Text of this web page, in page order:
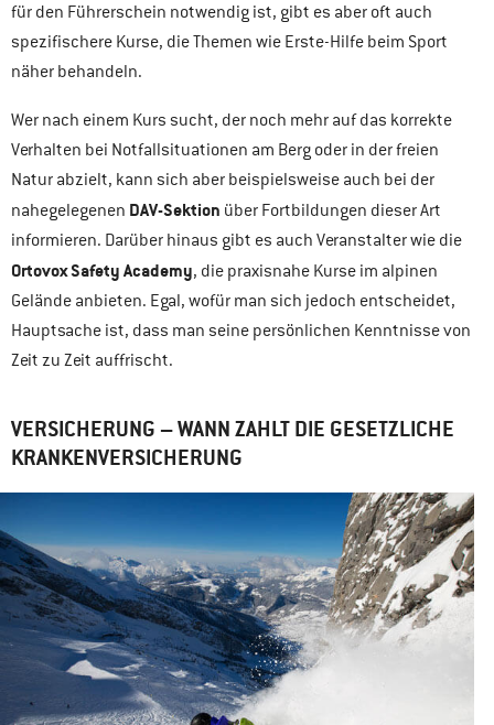
für den Führerschein notwendig ist, gibt es aber oft auch
spezifischere Kurse, die Themen wie Erste-Hilfe beim Sport
näher behandeln.
Wer nach einem Kurs sucht, der noch mehr auf das korrekte
Verhalten bei Notfallsituationen am Berg oder in der freien
Natur abzielt, kann sich aber beispielsweise auch bei der
nahegelegenen DAV-Sektion über Fortbildungen dieser Art
informieren. Darüber hinaus gibt es auch Veranstalter wie die
Ortovox Safety Academy, die praxisnahe Kurse im alpinen
Gelände anbieten. Egal, wofür man sich jedoch entscheidet,
Hauptsache ist, dass man seine persönlichen Kenntnisse von
Zeit zu Zeit auffrischt.
VERSICHERUNG – WANN ZAHLT DIE GESETZLICHE
KRANKENVERSICHERUNG